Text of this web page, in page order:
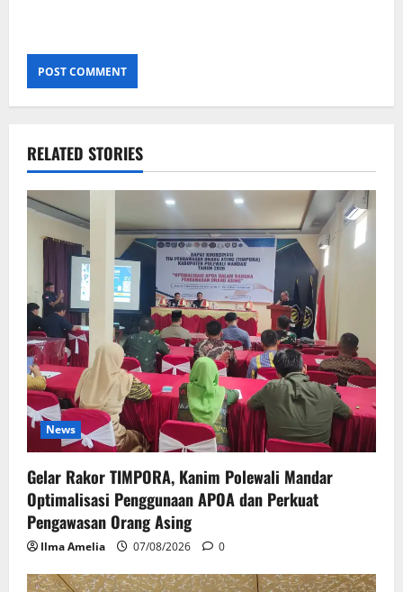
RELATED STORIES
News
Gelar Rakor TIMPORA, Kanim Polewali Mandar
Optimalisasi Penggunaan APOA dan Perkuat
Pengawasan Orang Asing
Ilma Amelia 07/08/2026 0